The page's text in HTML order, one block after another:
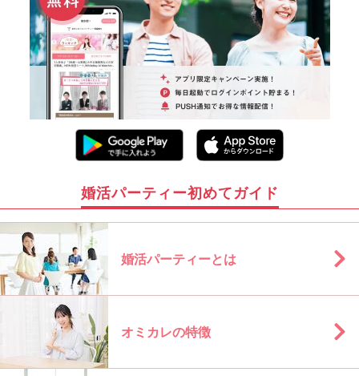
婚活パーティー初めてガイド
婚活パーティーとは
オミカレの特徴